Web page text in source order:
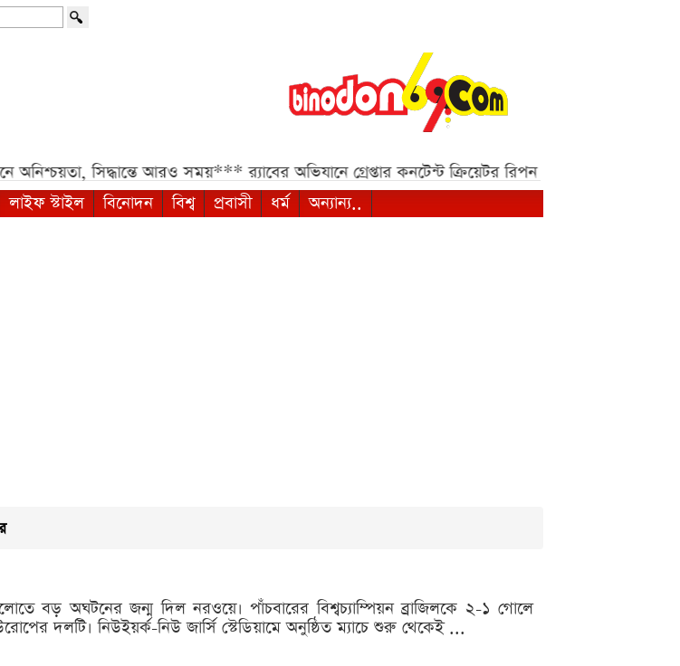
সিদ্ধান্তে আরও সময়*** র‍্যাবের অভিযানে গ্রেপ্তার কনটেন্ট ক্রিয়েটর রিপন মিয়া***
লাইফ স্টাইল বিনোদন বিশ্ব প্রবাসী ধর্ম অন্যান্য..
বড় অঘটনের জন্ম দিল নরওয়ে। পাঁচবারের বিশ্বচ্যাম্পিয়ন ব্রাজিলকে ২-১ গোলে
দলটি। নিউইয়র্ক-নিউ জার্সি স্টেডিয়ামে অনুষ্ঠিত ম্যাচে শুরু থেকেই ...